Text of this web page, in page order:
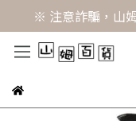
※ 注意詐騙，山